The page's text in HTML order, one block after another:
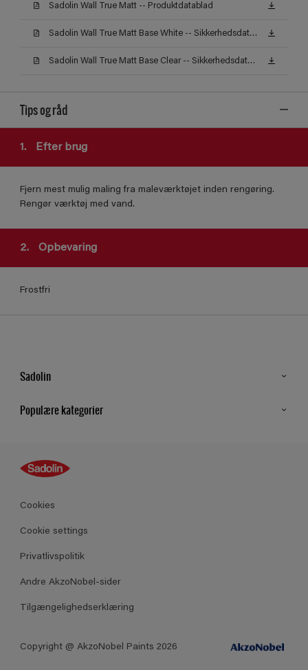
Sadolin Wall True Matt -- Produktdatablad
Sadolin Wall True Matt Base White -- Sikkerhedsdatablad
Sadolin Wall True Matt Base Clear -- Sikkerhedsdatablad
Tips og råd
1. Efter brug
Fjern mest mulig maling fra maleværktøjet inden rengøring.
Rengør værktøj med vand.
2. Opbevaring
Frostfri
Sadolin
Populære kategorier
Farver
Produkter
Cookies
Cookie settings
Privatlivspolitik
Andre AkzoNobel-sider
Tilgængelighedserklæring
Copyright @ AkzoNobel Paints 2026